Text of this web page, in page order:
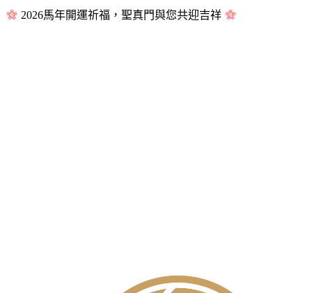
2026馬年開運祈福，聖真門與您共迎吉祥